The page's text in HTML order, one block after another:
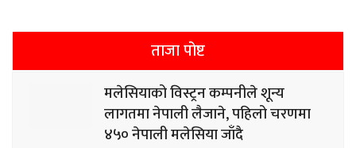
ताजा पोष्ट
मलेसियाको विस्ट्रन कम्पनीले शून्य
लागतमा नेपाली लैजाने, पहिलो चरणमा
४५० नेपाली मलेसिया जाँदै